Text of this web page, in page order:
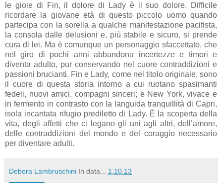
le gioie di Fin, il dolore di Lady è il suo dolore. Difficile
ricordare la giovane età di questo piccolo uomo quando
partecipa con la sorella a qualche manifestazione pacifista,
la consola dalle delusioni e, più stabile e sicuro, si prende
cura di lei. Ma è comunque un personaggio sfaccettato, che
nel giro di pochi anni abbandona incertezze e timori e
diventa adulto, pur conservando nel cuore contraddizioni e
passioni brucianti. Fin e Lady, come nel titolo originale, sono
il cuore di questa storia intorno a cui ruotano spasimanti
fedeli, nuovi amici, compagni sinceri; e New York, vivace e
in fermento in contrasto con la languida tranquillità di Capri,
isola incantata rifugio prediletto di Lady. È la scoperta della
vita, degli affetti che ci legano gli uni agli altri, dell’amore,
delle contraddizioni del mondo e del coraggio necessario
per diventare adulti.
Debora Lambruschini In data... 1.10.13